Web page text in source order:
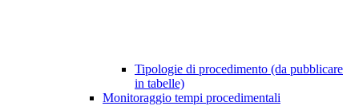
Tipologie di procedimento (da pubblicare
in tabelle)
Monitoraggio tempi procedimentali